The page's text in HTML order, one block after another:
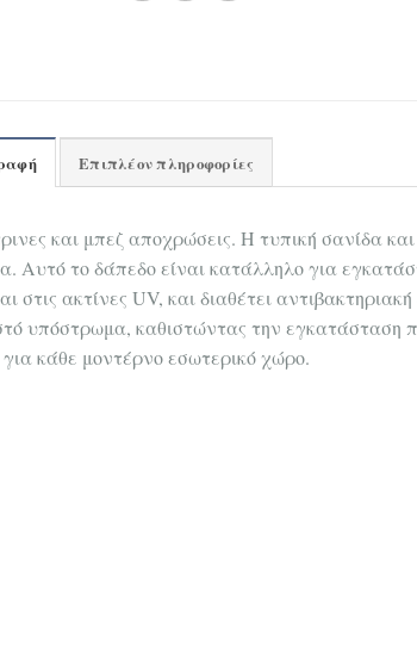
Επιπλέον πληροφορίες
και μπεζ αποχρώσεις. Η τυπική σανίδα
το δάπεδο είναι κατάλληλο για
ακτίνες UV, και διαθέτει
υπόστρωμα, καθιστώντας την εγκατάσταση
κάθε μοντέρνο εσωτερικό χώρο.